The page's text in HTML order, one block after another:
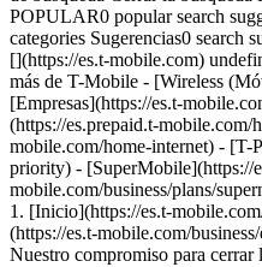
POPULAR0 popular search
categories Sugerencias0 search
[](https://es.t-mobile.com)
más de T-Mobile - [Wireless
[Empresas](https://es.t-
(https://es.prepaid.t-mobile.com/
mobile.com/home-internet) - [T-
priority) - [SuperMobile](https://
mobile.com/business/plans/
1. [Inicio](https://es.t-
(https://es.t-mobile.com/
Nuestro compromiso para cerrar